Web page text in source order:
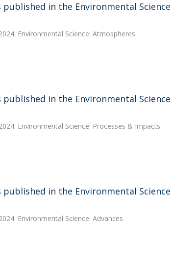
in the Environmental
Environmental Science: Atmospheres
in the Environmental
Environmental Science: Processes & Impacts
in the Environmental
Environmental Science: Advances